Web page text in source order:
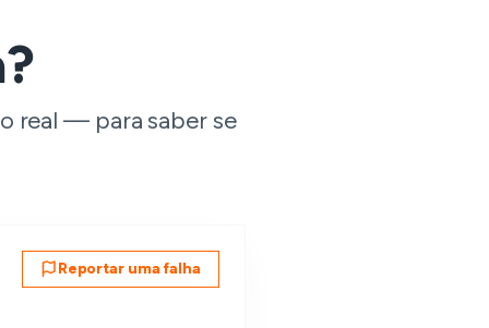
real — para saber se
Reportar uma falha